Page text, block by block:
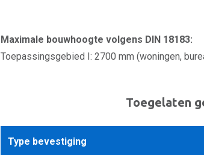
Maximale bouwhoogte volgens DIN 18183:
Toepassingsgebied I: 2700 mm (woningen,
Toegelaten
Type bevestiging